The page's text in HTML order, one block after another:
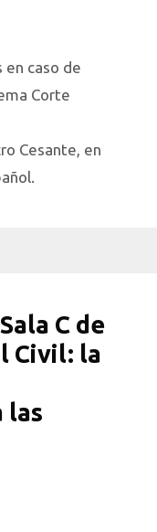
caso de
Corte
Cesante, en
C de
Civil: la
las